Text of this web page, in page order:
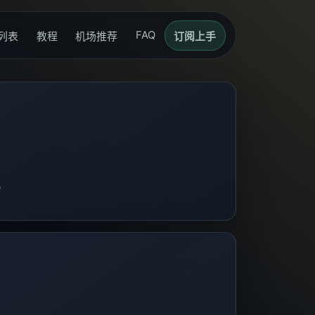
表 教程 机场推荐 FAQ 订阅上手